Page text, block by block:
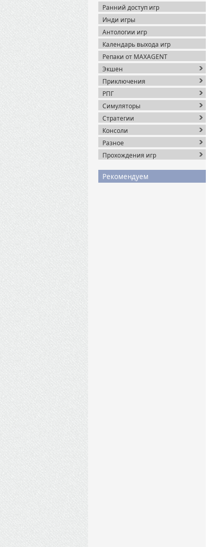
Ранний доступ игр
Инди игры
Антологии игр
Календарь выхода игр
Репаки от MAXAGENT
Экшен
Приключения
РПГ
Симуляторы
Стратегии
Консоли
Разное
Прохождения игр
Рекомендуем